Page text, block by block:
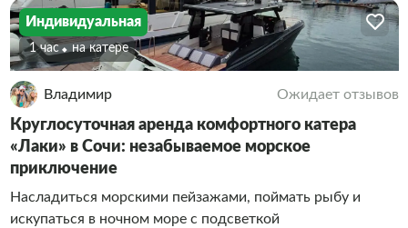
Индивидуальная
1 час На катере
Владимир Ожидает отзывов
Круглосуточная аренда комфортного катера
«Лаки» в Сочи: незабываемое морское
приключение
Насладиться морскими пейзажами, поймать рыбу и
искупаться в ночном море с подсветкой